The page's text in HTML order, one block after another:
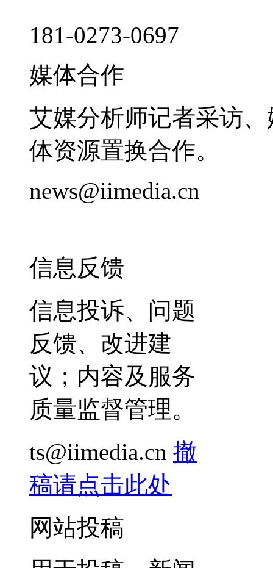
181-0273-0697
媒体合作
艾媒分析师记者采访
体资源置换合作。
news@iimedia.cn
信息反馈
信息投诉、问题
反馈、改进建
议；内容及服务
质量监督管理。
ts@iimedia.cn 撤
稿请点击此处
网站投稿